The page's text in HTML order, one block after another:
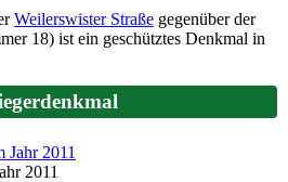
Weilerswister Straße gegenüber der
18) ist ein geschütztes Denkmal in
2011